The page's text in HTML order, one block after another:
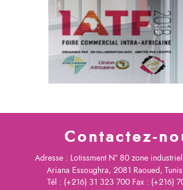
Contactez-
Adresse : Lotissment N° 80 zone
Ariana Essoughra, 2081 Raoued,
Tél : (+216) 31 323 700 Fax : (+216)